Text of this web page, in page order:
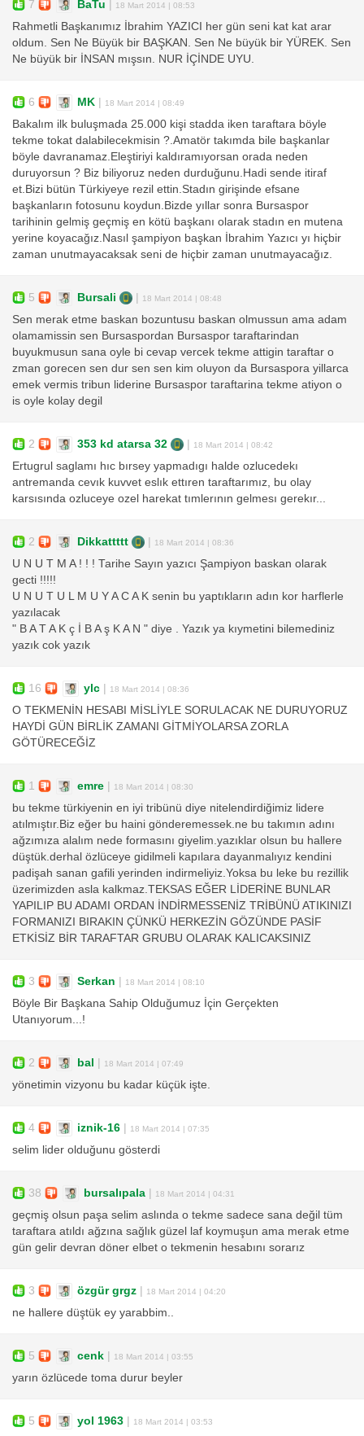
7 BaTu 18 Mart 2014 | 08:53
Rahmetli Başkanımız İbrahim YAZICI her gün seni kat kat arar
oldum. Sen Ne Büyük bir BAŞKAN. Sen Ne büyük bir YÜREK. Sen
Ne büyük bir İNSAN mışsın. NUR İÇİNDE UYU.
6 MK | 18 Mart 2014 | 08:49
Bakalım ilk buluşmada 25.000 kişi stadda iken taraftara böyle
tekme tokat dalabilecekmisin ?.Amatör takımda bile başkanlar
böyle davranamaz.Eleştiriyi kaldıramıyorsan orada neden
duruyorsun ? Biz biliyoruz neden durduğunu.Hadi sende itiraf
et.Bizi bütün Türkiyeye rezil ettin.Stadın girişinde efsane
başkanların fotosunu koydun.Bizde yıllar sonra Bursaspor
tarihinin gelmiş geçmiş en kötü başkanı olarak stadın en mutena
yerine koyacağız.Nasıl şampiyon başkan İbrahim Yazıcı yı hiçbir
zaman unutmayacaksak seni de hiçbir zaman unutmayacağız.
5 Bursali | 18 Mart 2014 | 08:48
Sen merak etme baskan bozuntusu baskan olmussun ama adam
olamamissin sen Bursaspordan Bursaspor taraftarindan
buyukmusun sana oyle bi cevap vercek tekme attigin taraftar o
zman gorecen sen dur sen sen kim oluyon da Bursaspora yillarca
emek vermis tribun liderine Bursaspor taraftarina tekme atiyon o
is oyle kolay degil
2 353 kd atarsa 32 | 18 Mart 2014 | 08:42
Ertugrul saglamı hıc bırsey yapmadıgı halde ozlucedekı
antremanda cevık kuvvet eslık ettıren taraftarımız, bu olay
karsısında ozluceye ozel harekat tımlerının gelmesı gerekır...
2 Dikkattttt | 18 Mart 2014 | 08:36
U N U T M A ! ! ! Tarihe Sayın yazıcı Şampiyon baskan olarak
gecti !!!!!
U N U T U L M U Y A C A K senin bu yaptıkların adın kor harflerle
yazılacak
" B A T A K ç İ B A ş K A N " diye . Yazık ya kıymetini bilemediniz
yazık cok yazık
16 ylc | 18 Mart 2014 | 08:36
O TEKMENİN HESABI MİSLİYLE SORULACAK NE DURUYORUZ
HAYDİ GÜN BİRLİK ZAMANI GİTMİYOLARSA ZORLA
GÖTÜRECEĞİZ
1 emre | 18 Mart 2014 | 08:30
bu tekme türkiyenin en iyi tribünü diye nitelendirdiğimiz lidere
atılmıştır.Biz eğer bu haini gönderemessek.ne bu takımın adını
ağzımıza alalım nede formasını giyelim.yazıklar olsun bu hallere
düştük.derhal özlüceye gidilmeli kapılara dayanmalıyız kendini
padişah sanan gafili yerinden indirmeliyiz.Yoksa bu leke bu rezillik
üzerimizden asla kalkmaz.TEKSAS EĞER LİDERİNE BUNLAR
YAPILIP BU ADAMI ORDAN İNDİRMESSENİZ TRİBÜNÜ ATIKINIZI
FORMANIZI BIRAKIN ÇÜNKÜ HERKEZİN GÖZÜNDE PASİF
ETKİSİZ BİR TARAFTAR GRUBU OLARAK KALICAKSINIZ
3 Serkan | 18 Mart 2014 | 08:10
Böyle Bir Başkana Sahip Olduğumuz İçin Gerçekten
Utanıyorum...!
2 bal | 18 Mart 2014 | 07:49
yönetimin vizyonu bu kadar küçük işte.
4 iznik-16 | 18 Mart 2014 | 07:35
selim lider olduğunu gösterdi
38 bursalıpala | 18 Mart 2014 | 04:31
geçmiş olsun paşa selim aslında o tekme sadece sana değil tüm
taraftara atıldı ağzına sağlık güzel laf koymuşun ama merak etme
gün gelir devran döner elbet o tekmenin hesabını sorarız
3 özgür grgz | 18 Mart 2014 | 04:20
ne hallere düştük ey yarabbim..
5 cenk | 18 Mart 2014 | 03:55
yarın özlücede toma durur beyler
5 yol 1963 | 18 Mart 2014 | 03:53